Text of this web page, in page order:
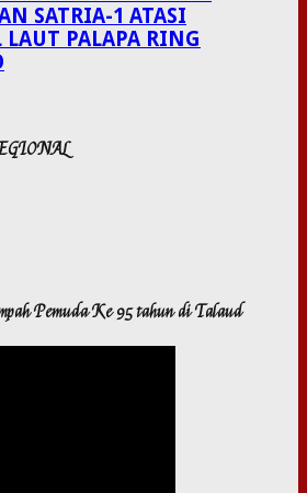
SATRIA-1 ATASI
LAUT PALAPA RING
Pemuda Ke 95 tahun di Talaud